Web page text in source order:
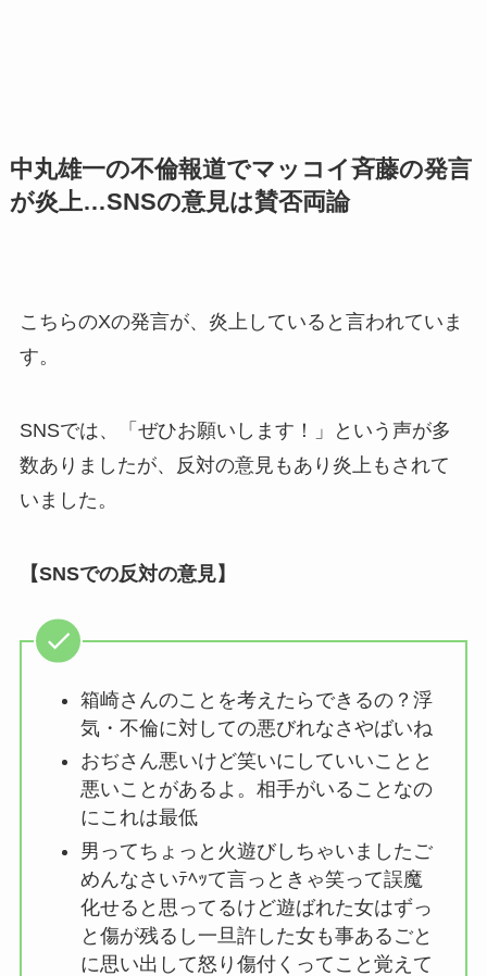
中丸雄一の不倫報道でマッコイ斉藤の発言
が炎上…SNSの意見は賛否両論
こちらのXの発言が、炎上していると言われていま
す。
SNSでは、「ぜひお願いします！」という声が多
数ありましたが、反対の意見もあり炎上もされて
いました。
【SNSでの反対の意見】
箱崎さんのことを考えたらできるの？浮
気・不倫に対しての悪びれなさやばいね
おぢさん悪いけど笑いにしていいことと
悪いことがあるよ。相手がいることなの
にこれは最低
男ってちょっと火遊びしちゃいましたご
めんなさいﾃﾍｯて言っときゃ笑って誤魔
化せると思ってるけど遊ばれた女はずっ
と傷が残るし一旦許した女も事あるごと
に思い出して怒り傷付くってこと覚えて